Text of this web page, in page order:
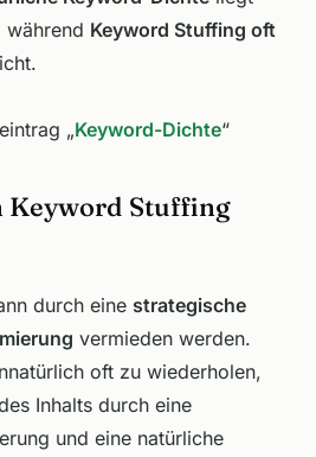
während Keyword Stuffing oft
„Keyword-Dichte“
Keyword Stuffing
durch eine strategische
vermieden werden.
oft zu wiederholen,
Inhalts durch eine
und eine natürliche